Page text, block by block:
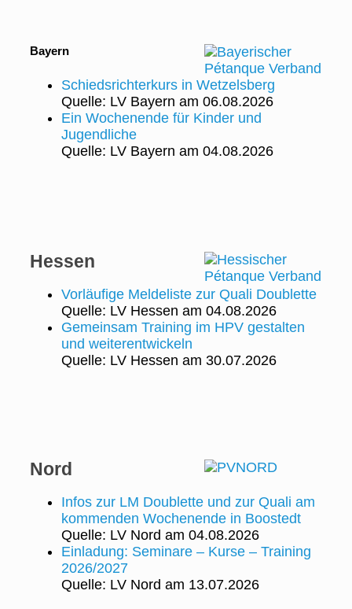
Bayern
Schiedsrichterkurs in Wetzelsberg
Quelle: LV Bayern am 06.08.2026
Ein Wochenende für Kinder und
Jugendliche
Quelle: LV Bayern am 04.08.2026
Hessen
Vorläufige Meldeliste zur Quali Doublette
Quelle: LV Hessen am 04.08.2026
Gemeinsam Training im HPV gestalten
und weiterentwickeln
Quelle: LV Hessen am 30.07.2026
Nord
Infos zur LM Doublette und zur Quali am
kommenden Wochenende in Boostedt
Quelle: LV Nord am 04.08.2026
Einladung: Seminare – Kurse – Training
2026/2027
Quelle: LV Nord am 13.07.2026